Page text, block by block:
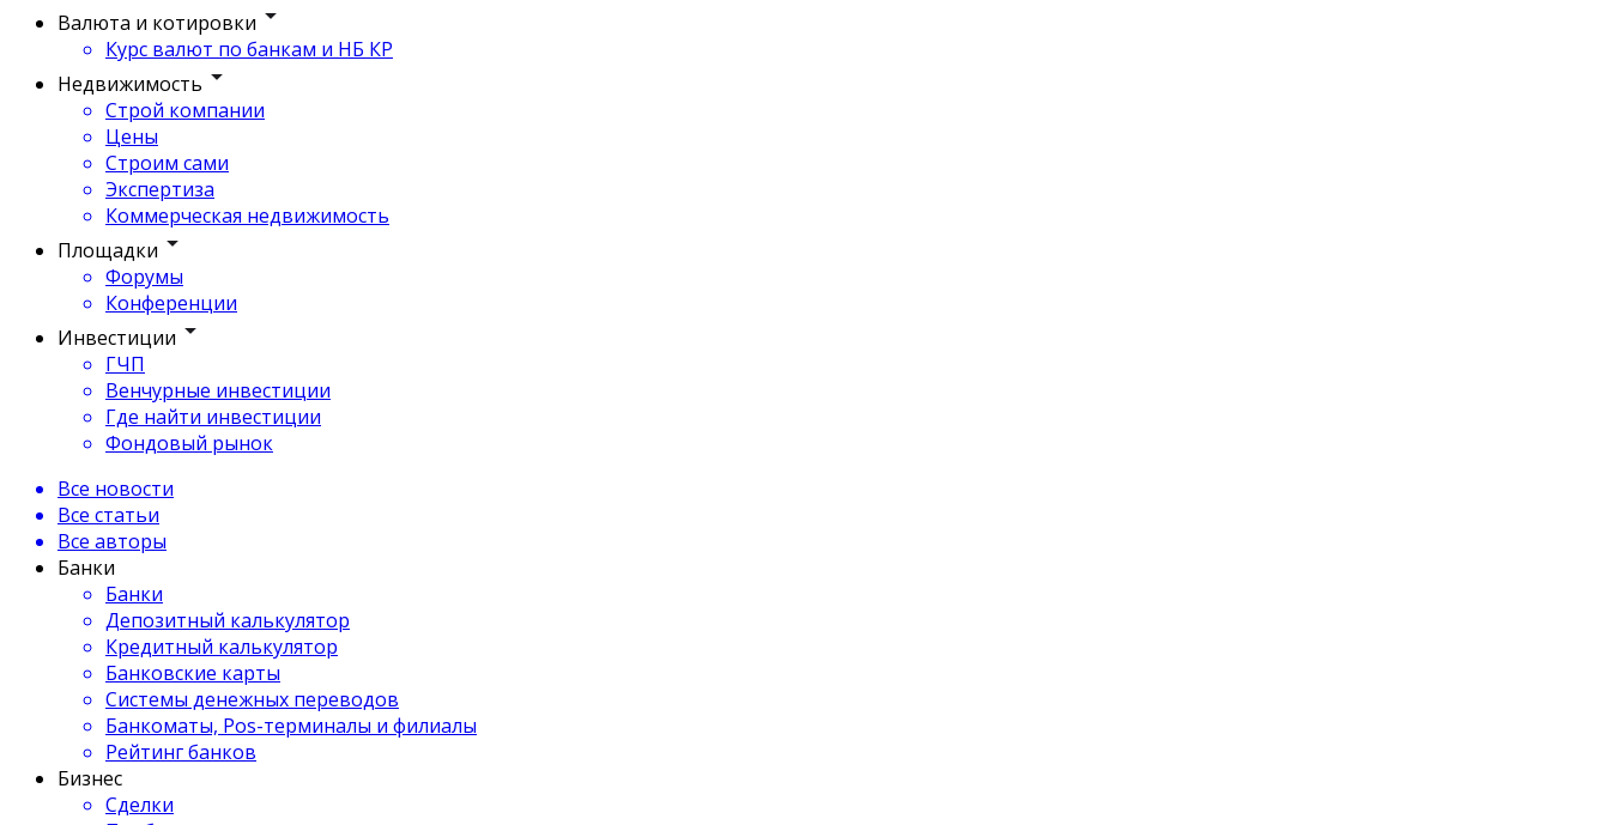
Валюта и котировки
Курс валют по банкам и НБ КР
Недвижимость
Строй компании
Цены
Строим сами
Экспертиза
Коммерческая недвижимость
Площадки
Форумы
Конференции
Инвестиции
ГЧП
Венчурные инвестиции
Где найти инвестиции
Фондовый рынок
Все новости
Все статьи
Все авторы
Банки
Банки
Депозитный калькулятор
Кредитный калькулятор
Банковские карты
Системы денежных переводов
Банкоматы, Pos-терминалы и филиалы
Рейтинг банков
Бизнес
Сделки